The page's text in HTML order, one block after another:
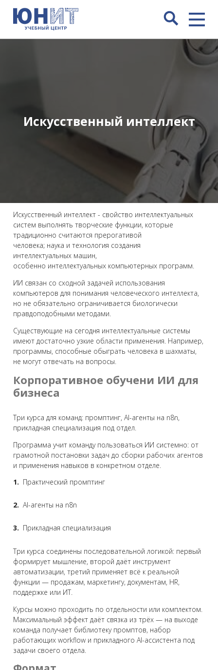
Искусственный интеллект
Искусственный интеллект - свойство интеллектуальных
систем выполнять творческие функции, которые
традиционно считаются прерогативой
человека; наука и технология создания
интеллектуальных машин,
особенно интеллектуальных компьютерных программ.
ИИ связан со сходной задачей использования
компьютеров для понимания человеческого интеллекта,
но не обязательно ограничивается биологически
правдоподобными методами.
Существующие на сегодня интеллектуальные системы
имеют достаточно узкие области применения. Например,
программы, способные обыграть человека в шахматы,
не могут отвечать на вопросы.
Корпоративное обучени ИИ для
бизнеса
Три курса для команд: промптинг, AI-агенты на n8n,
прикладная специализация под отдел.
Программа учит команду пользоваться ИИ системно: от
грамотной постановки задач до сборки рабочих агентов
и применения навыков в конкретном отделе.
Практический промптинг
AI-агенты на n8n
Прикладная специализация
Три курса соединены последовательной логикой: первый
формирует мышление, второй даёт инструмент
автоматизации, третий применяет всё к реальной
функции — продажам, маркетингу, документам, HR,
поддержке или ИТ.
Курсы можно проходить по отдельности или комплектом.
Максимальный эффект даёт связка из трёх — на выходе
команда получает библиотеку промптов, набор
работающих workflow и прикладного AI-ассистента под
задачи своего отдела.